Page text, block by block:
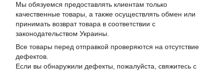
Мы обязуемся предоставлять клиентам только
качественные товары, а также осуществлять обмен или
принимать возврат товара в соответствии с
законодательством Украины.
Все товары перед отправкой проверяются на отсутствие
дефектов.
Если вы обнаружили дефекты, пожалуйста, свяжитесь с